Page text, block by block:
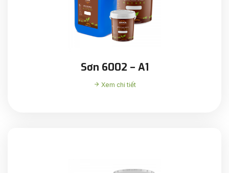
Sơn 6002 – A1
Xem chi tiết